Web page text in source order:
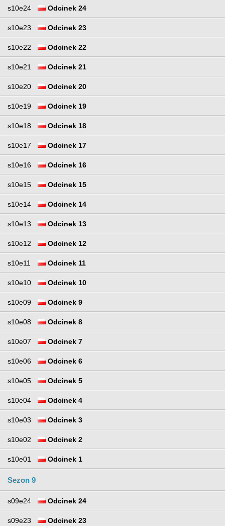
s10e24 Odcinek 24
s10e23 Odcinek 23
s10e22 Odcinek 22
s10e21 Odcinek 21
s10e20 Odcinek 20
s10e19 Odcinek 19
s10e18 Odcinek 18
s10e17 Odcinek 17
s10e16 Odcinek 16
s10e15 Odcinek 15
s10e14 Odcinek 14
s10e13 Odcinek 13
s10e12 Odcinek 12
s10e11 Odcinek 11
s10e10 Odcinek 10
s10e09 Odcinek 9
s10e08 Odcinek 8
s10e07 Odcinek 7
s10e06 Odcinek 6
s10e05 Odcinek 5
s10e04 Odcinek 4
s10e03 Odcinek 3
s10e02 Odcinek 2
s10e01 Odcinek 1
Sezon 9
s09e24 Odcinek 24
s09e23 Odcinek 23